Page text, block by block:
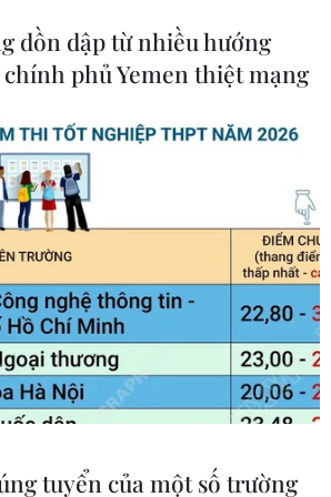
Tiên #Kim Jong-Il
Quốc
dồn dập từ nhiều hướng
phủ Yemen thiệt mạng
tuyển của một số trường